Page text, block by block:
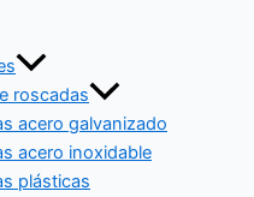
roscadas
acero galvanizado
acero inoxidable
plásticas